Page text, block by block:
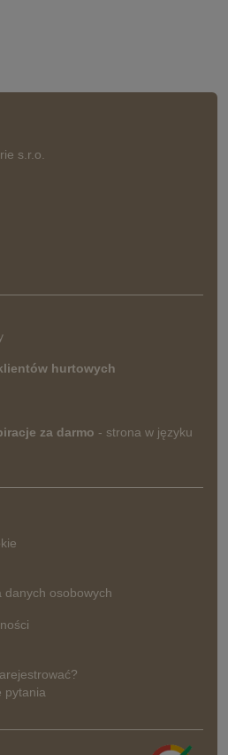
s.r.o.
hurtowych
za darmo - strona w języku
danych osobowych
pytania